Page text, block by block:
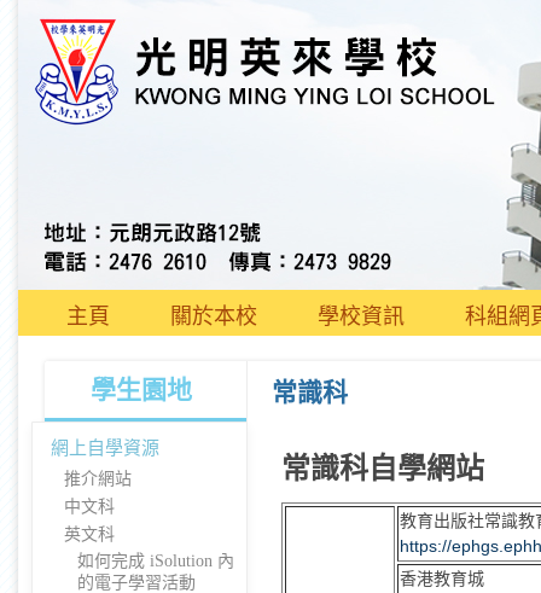
主頁 關於本校 學校資訊 科組網
學生園地 常識科
網上自學資源
推介網站
中文科
英文科
如何完成 iSolution 內
的電子學習活動
常識科自學網站
教育出版社常識教
https://
香港教育城